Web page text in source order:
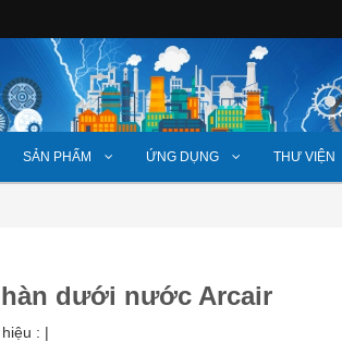
SẢN PHẨM ỨNG DỤNG THƯ VIỆN
dưới nước Arcair
: |